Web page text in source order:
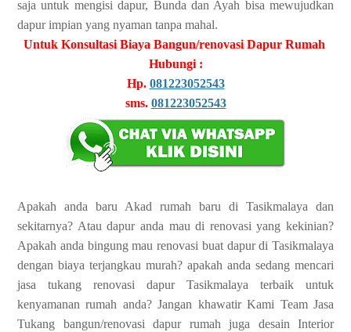
saja untuk mengisi dapur, Bunda dan Ayah bisa mewujudkan
dapur impian yang nyaman tanpa mahal.
Untuk Konsultasi Biaya Bangun/renovasi Dapur Rumah
Hubungi :
Hp. 081223052543
sms. 081223052543
Apakah anda baru Akad rumah baru di Tasikmalaya dan
sekitarnya? Atau dapur anda mau di renovasi yang kekinian?
Apakah anda bingung mau renovasi buat dapur di Tasikmalaya
dengan biaya terjangkau murah? apakah anda sedang mencari
jasa tukang renovasi dapur Tasikmalaya terbaik untuk
kenyamanan rumah anda? Jangan khawatir Kami Team Jasa
Tukang bangun/renovasi dapur rumah juga desain Interior